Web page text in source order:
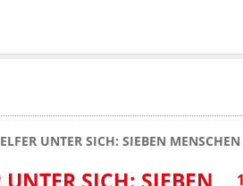
UNTER SICH: SIEBEN MENSCHEN